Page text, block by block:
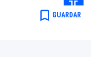
bookmark_border GUARDAR